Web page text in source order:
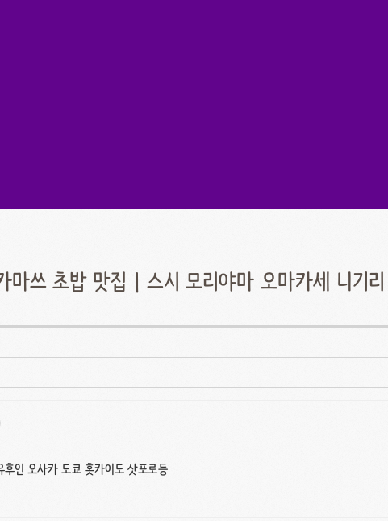
마쓰 초밥 맛집 | 스시 모리야마 오마카세 니기리
인 오사카 도쿄 홋카이도 삿포로등